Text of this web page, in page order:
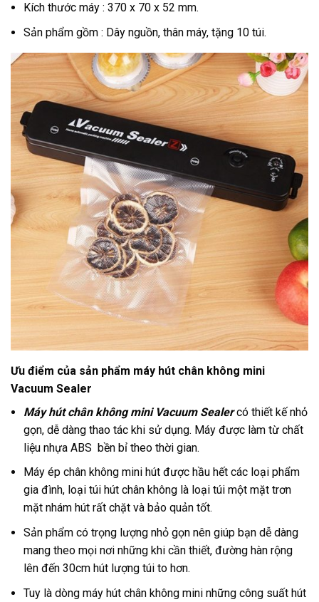
Kích thước máy : 370 x 70 x 52 mm.
Sản phẩm gồm : Dây nguồn, thân máy, tặng 10 túi.
Ưu điểm của sản phẩm máy hút chân không mini
Vacuum Sealer
Máy hút chân không mini Vacuum Sealercó thiết kế nhỏ
gọn, dễ dàng thao tác khi sử dụng. Máy được làm từ chất
liệu nhựa ABS bền bỉ theo thời gian.
Máy ép chân không mini hút được hầu hết các loại phẩm
gia đình, loại túi hút chân không là loại túi một mặt trơn
mặt nhám hút rất chặt và bảo quản tốt.
Sản phẩm có trọng lượng nhỏ gọn nên giúp bạn dễ dàng
mang theo mọi nơi những khi cần thiết, đường hàn rộng
lên đến 30cm hút lượng túi to hơn.
Tuy là dòng máy hút chân không mini những công suất hút